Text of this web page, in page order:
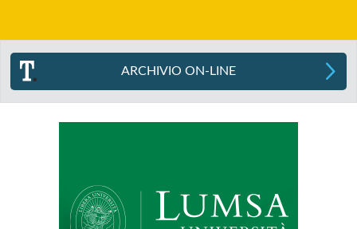
ARCHIVIO ON-LINE